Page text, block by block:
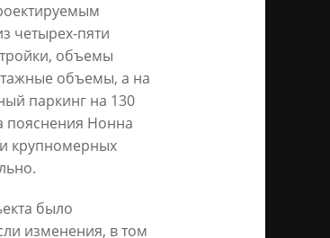
четырех-пяти
объемы
объемы, а на
паркинг на 130
пояснения Нонна
крупномерных
было
изменения, в том
«Город
на серверах
и
службы